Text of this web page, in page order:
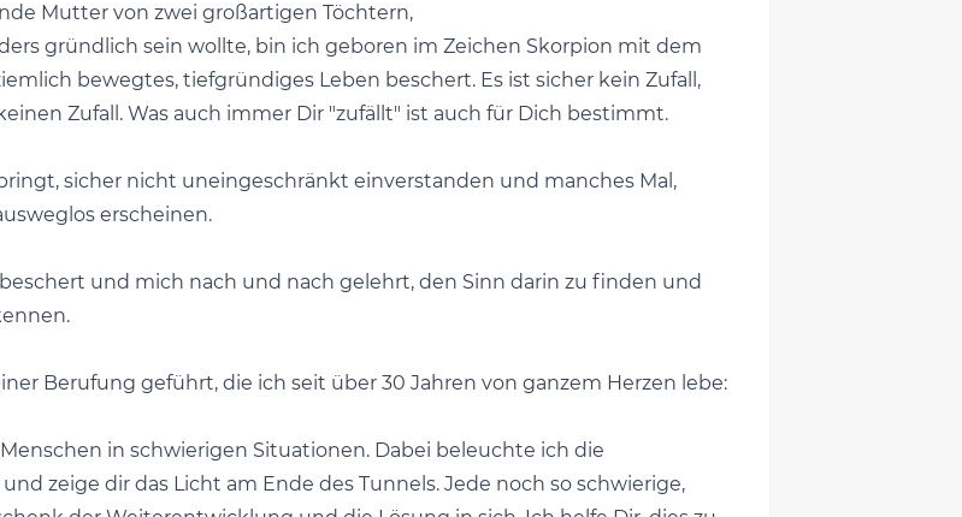
Mutter von zwei großartigen Töchtern,
gründlich sein wollte, bin ich geboren im Zeichen Skorpion mit dem
bewegtes, tiefgründiges Leben beschert. Es ist sicher kein Zufall,
Zufall. Was auch immer Dir "zufällt" ist auch für Dich bestimmt.
sicher nicht uneingeschränkt einverstanden und manches Mal,
erscheinen.
und mich nach und nach gelehrt, den Sinn darin zu finden und
Berufung geführt, die ich seit über 30 Jahren von ganzem Herzen lebe:
in schwierigen Situationen. Dabei beleuchte ich die
zeige dir das Licht am Ende des Tunnels. Jede noch so schwierige,